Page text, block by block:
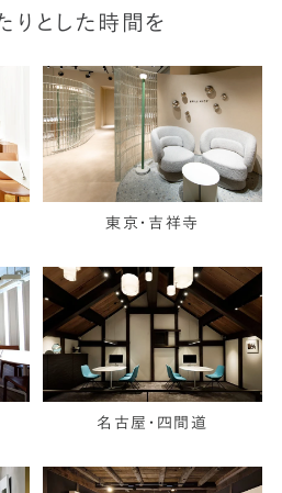
りとした時間を
東京・吉祥寺
名古屋・四間道